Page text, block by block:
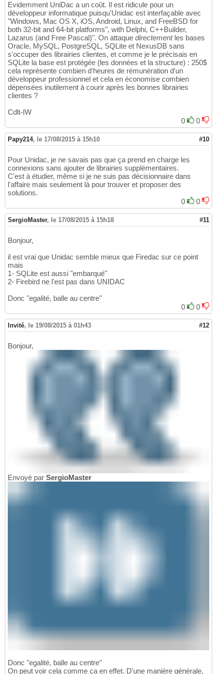
Evidemment UniDac a un coût. Il est ridicule pour un
développeur informatique puisqu'Unidac est interfaçable avec
"Windows, Mac OS X, iOS, Android, Linux, and FreeBSD for
both 32-bit and 64-bit platforms", with Delphi, C++Builder,
Lazarus (and Free Pascal)". On attaque directementles bases
Oracle, MySQL, PostgreSQL, SQLite et NexusDB sans
s'occuper des librairies clientes, et comme je le précisais en
SQLite la base est protégée (les données et la structure) : 250$
cela représente combien d'heures de rémunération d'un
développeur professionnel et cela en économise combien
dépensées inutilement à courir après les bonnes librairies
clientes ?
Cdlt-IW
0
0
Papy214, le 17/08/2015 à 15h10 #10
Pour Unidac, je ne savais pas que ça prend en charge les
connexions sans ajouter de librairies supplémentaires.
C'est à étudier, même si je ne suis pas décisionnaire dans
l'affaire mais seulement là pour trouver et proposer des
solutions.
0
0
SergioMaster, le 17/08/2015 à 15h18 #11
Bonjour,
il est vrai que Unidac semble mieux que Firedac sur ce point
mais
1- SQLite est aussi "embarqué"
2- Firebird ne l'est pas dans UNIDAC
Donc "egalité, balle au centre"
0
0
Invité, le 19/08/2015 à 01h43 #12
Bonjour,
Envoyé par SergioMaster
Donc "egalité, balle au centre"
On peut voir cela comme ça en effet. D'une manière générale,